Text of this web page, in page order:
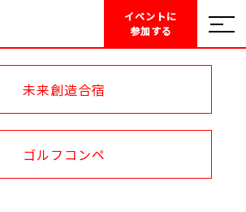
イベントに
参加する
未来創造合宿
ゴルフコンペ